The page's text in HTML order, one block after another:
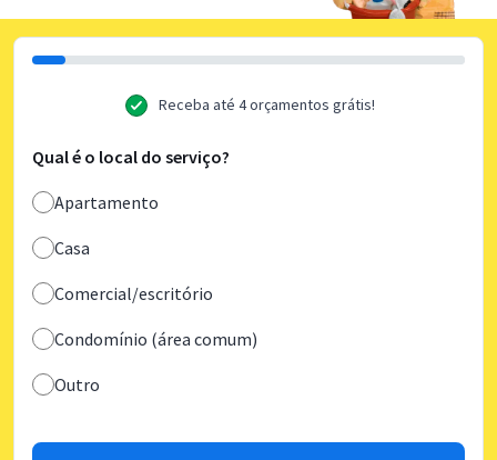
Receba até 4 orçamentos grátis!
Qual é o local do serviço?
Apartamento
Casa
Comercial/escritório
Condomínio (área comum)
Outro